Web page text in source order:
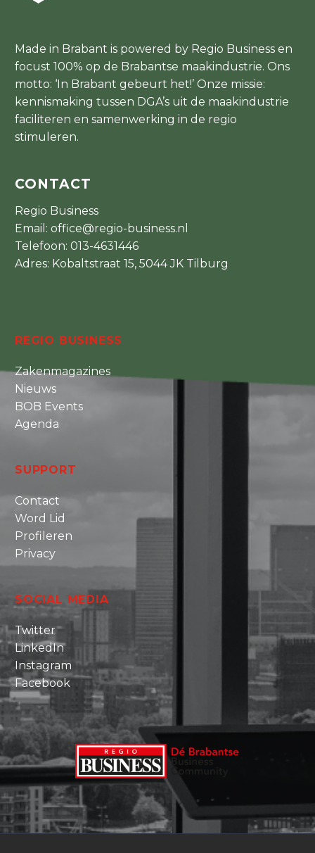
Made in Brabant is powered by Regio Business en
focust 100% op de Brabantse maakindustrie. Ons
motto: ‘In Brabant gebeurt het!’ Onze missie:
kennismaking tussen DGA’s uit de maakindustrie
faciliteren en samenwerking in de regio
stimuleren.
CONTACT
Regio Business
Email: office@regio-business.nl
Telefoon: 013-4631446
Adres: Kobaltstraat 15, 5044 JK Tilburg
REGIO BUSINESS
Zakenmagazines
Nieuws
BOB Events
Agenda
SUPPORT
Contact
Word Lid
Profileren
Privacy
SOCIAL MEDIA
Twitter
LinkedIn
Instagram
Facebook